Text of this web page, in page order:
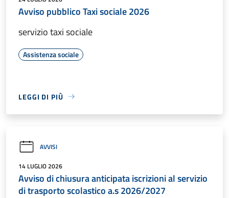
Avviso pubblico Taxi sociale 2026
servizio taxi sociale
Assistenza sociale
LEGGI DI PIÙ
AVVISI
14 LUGLIO 2026
Avviso di chiusura anticipata iscrizioni al servizio
di trasporto scolastico a.s 2026/2027